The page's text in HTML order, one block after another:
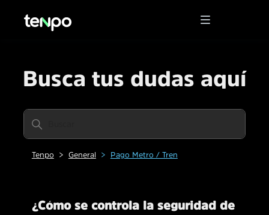
Busca tus dudas aquí
Tenpo General Pago Metro / Tren
¿Cómo se controla la seguridad de